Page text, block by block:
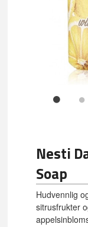
Nesti
Soap
Hudvennlig
sitrusfrukter